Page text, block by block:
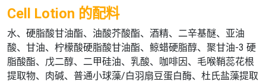
Cell Lotion 的配料
水、硬脂酸甘油酯、油酸芥酸酯、酒精、二辛基醚、亚油
酸、甘油、柠檬酸硬脂酸甘油酯、鲸蜡硬脂醇、聚甘油-3 硬
脂酸酯、戊二醇、二甲硅油、乳酸、咖啡因、毛喉鞘蕊花根
提取物、肉碱、普通小球藻/白羽扇豆蛋白酶、杜氏盐藻提取